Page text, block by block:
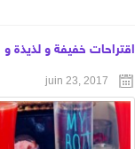
اقتراحات خفيفة و
juin 23, 2017